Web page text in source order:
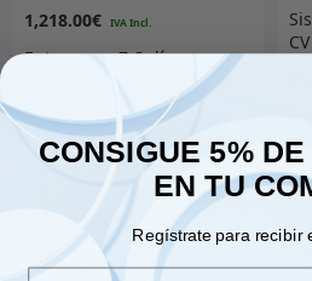
1,218.00€
Añadir al carrito
CONSIGUE 5%
EN TU
Regístrate para recibir